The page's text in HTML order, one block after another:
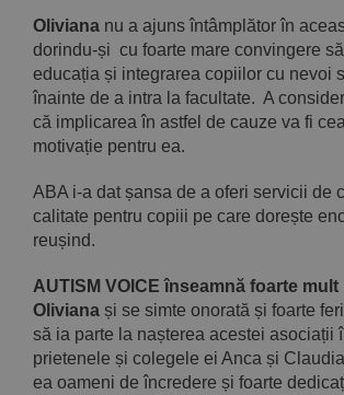
Oliviana nu a ajuns întâmplător în
dorindu-și cu foarte mare convingere
educația și integrarea copiilor cu nevoi
înainte de a intra la facultate. A
că implicarea în astfel de cauze va fi
motivație pentru ea.
ABA i-a dat șansa de a oferi servicii de
calitate pentru copiii pe care dorește
reușind.
AUTISM VOICE înseamnă foarte mult
Oliviana și se simte onorată și foarte
să ia parte la nașterea acestei asociații
prietenele și colegele ei Anca și
ea oameni de încredere și foarte